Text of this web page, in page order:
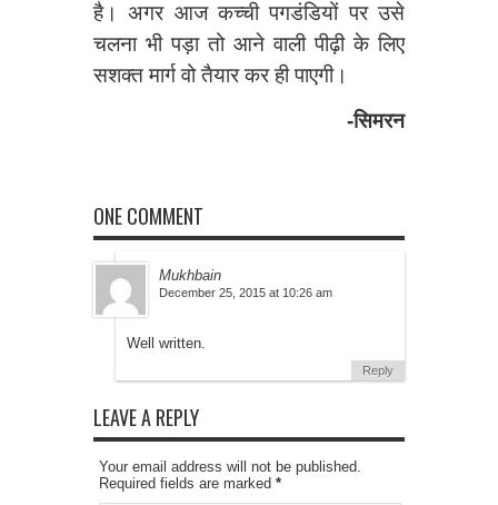
है। अगर आज कच्ची पगडंडियों पर उसे
चलना भी पड़ा तो आने वाली पीढ़ी के लिए
सशक्त मार्ग वो तैयार कर ही पाएगी।
-सिमरन
ONE COMMENT
Mukhbain
December 25, 2015 at 10:26 am
Well written.
Reply
LEAVE A REPLY
Your email address will not be published.
Required fields are marked *